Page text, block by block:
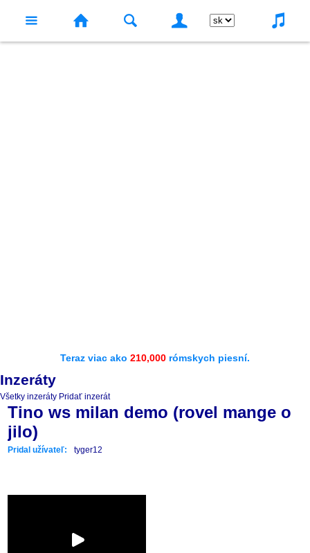
Teraz viac ako 210,000 rómskych piesní.
Inzeráty
Všetky inzeráty Pridať inzerát
Tino ws milan demo (rovel mange o
jilo)
Pridal užívateľ: tyger12